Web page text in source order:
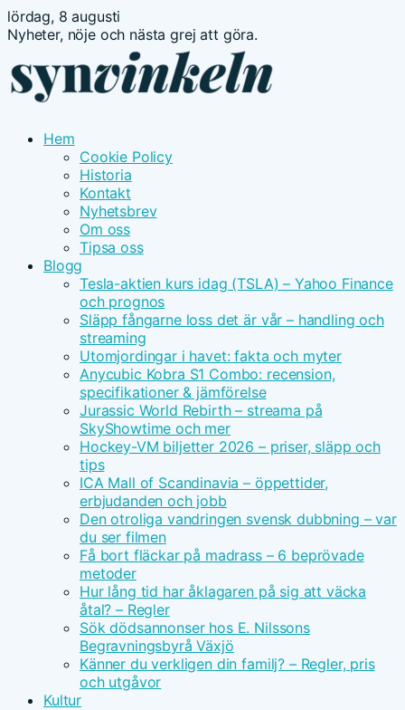
lördag, 8 augusti
Nyheter, nöje och nästa grej att göra.
Hem
Cookie Policy
Historia
Kontakt
Nyhetsbrev
Om oss
Tipsa oss
Blogg
Tesla-aktien kurs idag (TSLA) – Yahoo Finance
och prognos
Släpp fångarne loss det är vår – handling och
streaming
Utomjordingar i havet: fakta och myter
Anycubic Kobra S1 Combo: recension,
specifikationer & jämförelse
Jurassic World Rebirth – streama på
SkyShowtime och mer
Hockey-VM biljetter 2026 – priser, släpp och
tips
ICA Mall of Scandinavia – öppettider,
erbjudanden och jobb
Den otroliga vandringen svensk dubbning – var
du ser filmen
Få bort fläckar på madrass – 6 beprövade
metoder
Hur lång tid har åklagaren på sig att väcka
åtal? – Regler
Sök dödsannonser hos E. Nilssons
Begravningsbyrå Växjö
Känner du verkligen din familj? – Regler, pris
och utgåvor
Kultur